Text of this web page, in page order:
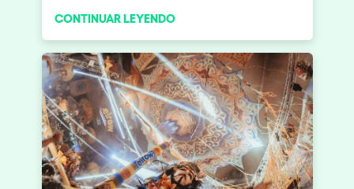
exciting new announcement. elrowAir,
an independent airline which caters to
partygoers around the world, is
launching with big plans for 2020 and
beyond. elrowAir will begin its first routes
this coming summer with a Milan to Las
Vegas flight which will shuttle European
fans to elrow’s first residency show in
CONTINUAR LEYENDO